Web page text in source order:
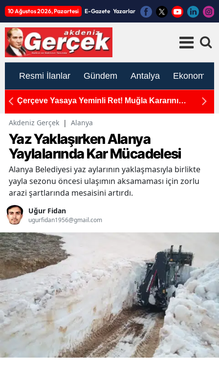
10 Ağustos 2026, Pazartesi E-Gazete Yazarlar
Resmi İlanlar Gündem Antalya Ekonomi
İYİ Partili Antalyalı Vekil Poyraz’dan Meclis’te
Akdeniz Gerçek | Alanya
Yaz Yaklaşırken Alanya
Yaylalarında Kar Mücadelesi
Alanya Belediyesi yaz aylarının yaklaşmasıyla birlikte
yayla sezonu öncesi ulaşımın aksamaması için zorlu
arazi şartlarında mesaisini artırdı.
Uğur Fidan
ugurfidan1956@gmail.com